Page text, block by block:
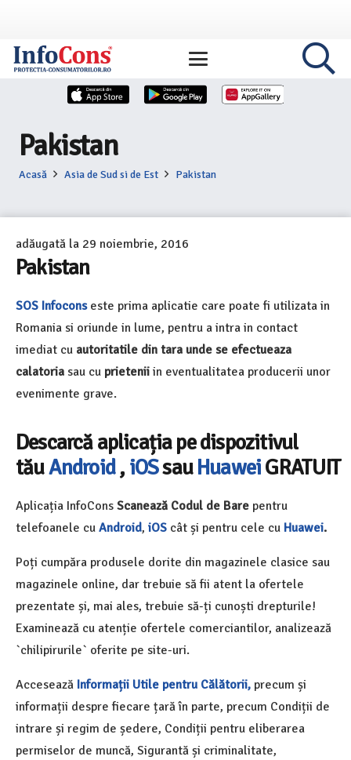
Pakistan
Acasă Asia de Sud si de Est Pakistan
adăugată la 29 noiembrie, 2016
Pakistan
SOS Infoconseste prima aplicatie care poate fi utilizata in
Romania si oriunde in lume, pentru a intra in contact
imediat cu autoritatile din tara unde se efectueaza
calatoria sau cu prietenii in eventualitatea producerii unor
evenimente grave.
Descarcă aplicația pe dispozitivul
tăuAndroid, iOSsauHuaweiGRATUIT
Aplicația InfoCons Scanează Codul de Bare pentru
telefoanele cu Android, iOS cât și pentru cele cu Huawei.
Poți cumpăra produsele dorite din magazinele clasice sau
magazinele online, dar trebuie să fii atent la ofertele
prezentate și, mai ales, trebuie să-ți cunoști drepturile!
Examinează cu atenție ofertele comerciantilor, analizează
`chilipirurile` oferite pe site-uri.
Accesează Informații Utile pentru Călătorii, precum și
informații despre fiecare țară în parte, precum Condiții de
intrare și regim de ședere, Condiții pentru eliberarea
permiselor de muncă, Sigurantă și criminalitate,